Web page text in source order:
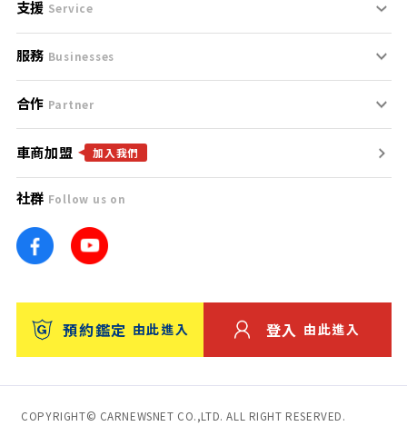
刊登規範
服務條款
免責聲明
隱私權政策
團隊
車訊網
台灣優良中古車商大獎
支援 Service
支援中心
聯絡我們
服務 Businesses
什麼是Goo鑑定？
找好車
找好店
找海外車
消費者評價
保固
合作 Partner
合作夥伴
廣告合作
車商加盟 加入我們
社群 Follow us on
預約鑑定 由此進入 登入 由此進入
COPYRIGHT© CARNEWSNET CO.,LTD. ALL RIGHT RESERVED.